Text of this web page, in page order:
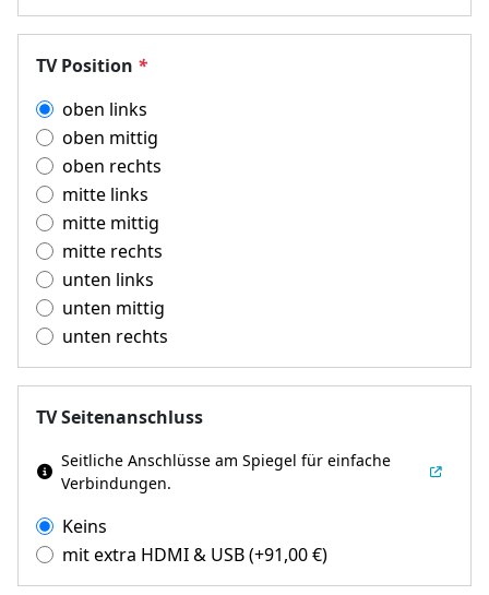
TV Position *
oben links
oben mittig
oben rechts
mitte links
mitte mittig
mitte rechts
unten links
unten mittig
unten rechts
TV Seitenanschluss
Seitliche Anschlüsse am Spiegel für einfache
Verbindungen.
Keins
mit extra HDMI & USB(+91,00€)